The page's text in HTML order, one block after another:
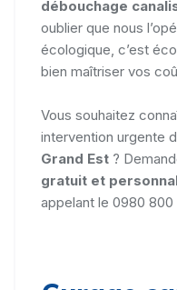
débouchage
oublier que nous
écologique, c’est
bien maîtriser vos
Vous souhaitez
intervention urgente
Grand Est ?
gratuit et
appelant le 0980 800